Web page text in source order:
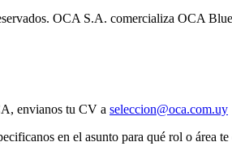
OCA S.A. comercializa OCA
envianos tu CV a seleccion@oca.com.uy
en el asunto para qué rol o área te